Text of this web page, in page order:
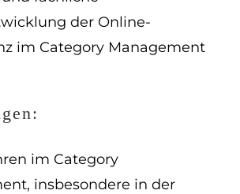
der Online-
im Category Management
im Category
insbesondere in der